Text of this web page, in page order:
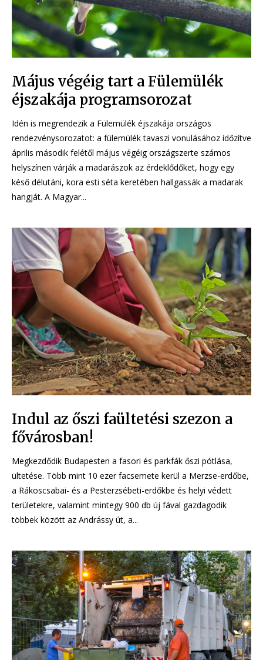
Május végéig tart a Fülemülék
éjszakája programsorozat
Idén is megrendezik a Fülemülék éjszakája országos
rendezvénysorozatot: a fülemülék tavaszi vonulásához időzítve
április második felétől május végéig országszerte számos
helyszínen várják a madarászok az érdeklődőket, hogy egy
késő délutáni, kora esti séta keretében hallgassák a madarak
hangját. A Magyar...
Indul az őszi faültetési szezon a
fővárosban!
Megkezdődik Budapesten a fasori és parkfák őszi pótlása,
ültetése. Több mint 10 ezer facsemete kerül a Merzse-erdőbe,
a Rákoscsabai- és a Pesterzsébeti-erdőkbe és helyi védett
területekre, valamint mintegy 900 db új fával gazdagodik
többek között az Andrássy út, a...